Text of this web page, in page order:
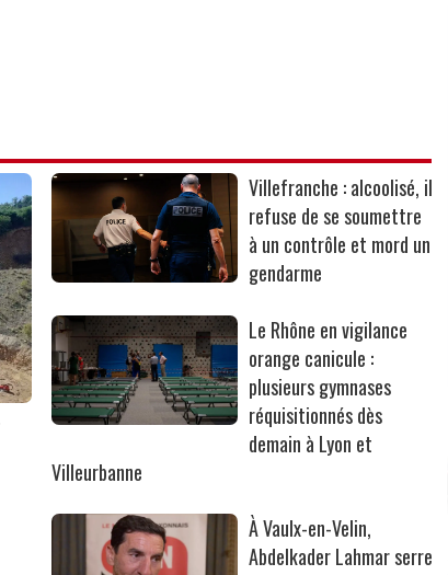
Villefranche : alcoolisé, il
refuse de se soumettre
à un contrôle et mord un
gendarme
Le Rhône en vigilance
orange canicule :
plusieurs gymnases
réquisitionnés dès
demain à Lyon et
Villeurbanne
À Vaulx-en-Velin,
Abdelkader Lahmar serre